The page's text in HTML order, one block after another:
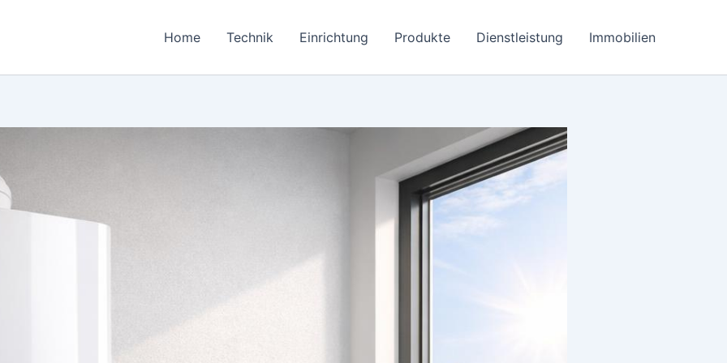
Home Technik Einrichtung Produkte Dienstleistung Immobilien